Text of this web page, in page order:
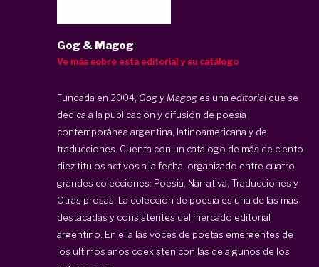
Gog & Magog
Ve más sobre esta editorial y su catálogo
Fundada en 2004, Gog y Magog es una editorial que se
dedica a la publicación y difusión de poesía
contemporánea argentina, latinoamericana y de
traducciones. Cuenta con un catalogo de más de ciento
diez titulos activos a la fecha, organizado entre cuatro
grandes colecciones: Poesia, Narrativa, Traducciones y
Otras prosas. La coleccion de poesia es una de las mas
destacadas y consistentes del mercado editorial
argentino. En ella las voces de poetas emergentes de
los ultimos anos coexisten con las de algunos de los